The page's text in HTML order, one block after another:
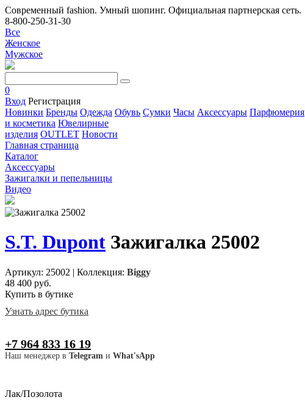
Современный fashion. Умный шопинг. Официальная партнерская сеть.
8-800-250-31-30
Все
Женское
Мужское
0
Вход Регистрация
Новинки Бренды Одежда Обувь Сумки Часы Аксессуары Парфюмерия
и косметика Ювелирные
изделия OUTLET Новости
Главная страница
Каталог
Аксессуары
Зажигалки и пепельницы
Видео
S.T. Dupont Зажигалка 25002
Артикул: 25002 | Коллекция: Biggy
48 400 руб.
Купить в бутике
Узнать адрес бутика
+7 964 833 16 19
Наш менеджер в Telegram и What'sApp
Лак/Позолота